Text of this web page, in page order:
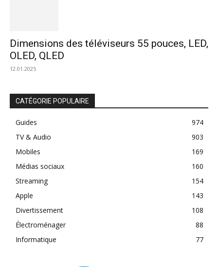
Dimensions des téléviseurs 55 pouces, LED,
OLED, QLED
12.01.2025
CATÉGORIE POPULAIRE
Guides
974
TV & Audio
903
Mobiles
169
Médias sociaux
160
Streaming
154
Apple
143
Divertissement
108
Électroménager
88
Informatique
77